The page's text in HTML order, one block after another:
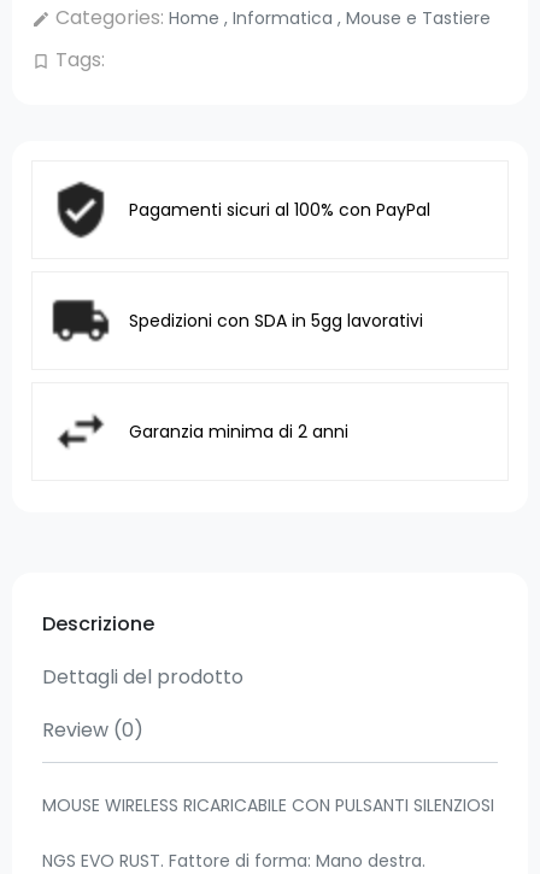
edit Categories: Home , Informatica , Mouse e Tastiere
bookmark_border Tags:
Pagamenti sicuri al 100% con PayPal
Spedizioni con SDA in 5gg lavorativi
Garanzia minima di 2 anni
Descrizione
Dettagli del prodotto
Review (0)
MOUSE WIRELESS RICARICABILE CON PULSANTI SILENZIOSI
NGS EVO RUST. Fattore di forma: Mano destra.